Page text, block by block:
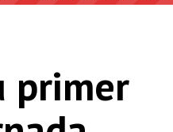
primer